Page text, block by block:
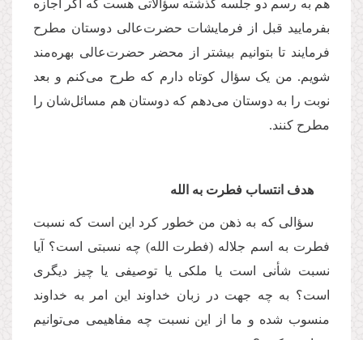
هم به رسم دو جلسه گذشته سؤالاتی هست که اگر اجازه
بفرمایید قبل از فرمایشات حضرت‌عالی دوستان مطرح
فرمایند تا بتوانیم بیشتر از محضر حضرت‌عالی بهره‌مند
شویم. من یک سؤال کوتاه دارم که طرح می‌کنم و بعد
نوبت را به دوستان می‌دهم که دوستان هم مسائل‌شان را
مطرح کنند.
هدف انتساب فطرت به الله
سؤالی که به ذهن من خطور کرد این است که نسبت
فطرت به اسم جلاله (فطرت الله) چه نسبتی است؟ ‌آیا
نسبت شأنی است یا ملکی یا توصیفی یا چیز دیگری
است؟ به چه جهت در زبان خداوند این امر به خداوند
منسوب شده و ما از این نسبت چه مفاهیمی می‌توانیم